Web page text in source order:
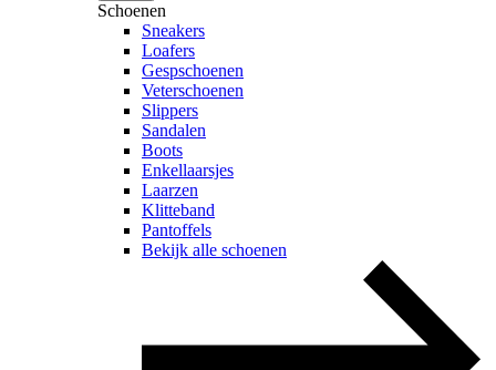
Schoenen
Sneakers
Loafers
Gespschoenen
Veterschoenen
Slippers
Sandalen
Boots
Enkellaarsjes
Laarzen
Klitteband
Pantoffels
Bekijk alle schoenen